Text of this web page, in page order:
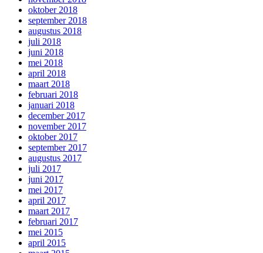
oktober 2018
september 2018
augustus 2018
juli 2018
juni 2018
mei 2018
april 2018
maart 2018
februari 2018
januari 2018
december 2017
november 2017
oktober 2017
september 2017
augustus 2017
juli 2017
juni 2017
mei 2017
april 2017
maart 2017
februari 2017
mei 2015
april 2015